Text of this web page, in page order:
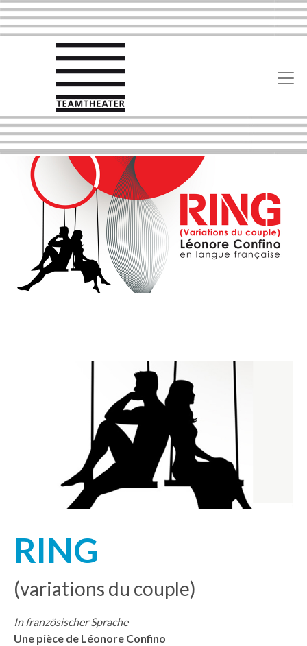
RING
(variations du couple)
In französischer Sprache
Une pièce de Léonore Confino